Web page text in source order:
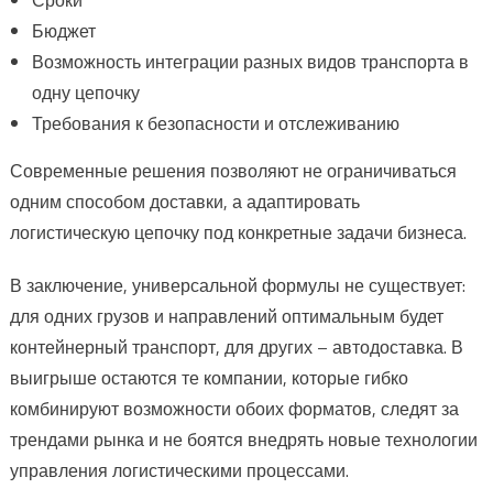
Бюджет
Возможность интеграции разных видов транспорта в
одну цепочку
Требования к безопасности и отслеживанию
Современные решения позволяют не ограничиваться
одним способом доставки, а адаптировать
логистическую цепочку под конкретные задачи бизнеса.
В заключение, универсальной формулы не существует:
для одних грузов и направлений оптимальным будет
контейнерный транспорт, для других – автодоставка. В
выигрыше остаются те компании, которые гибко
комбинируют возможности обоих форматов, следят за
трендами рынка и не боятся внедрять новые технологии
управления логистическими процессами.